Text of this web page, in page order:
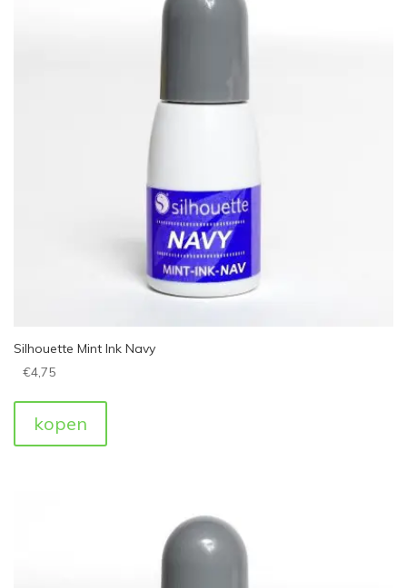
Silhouette Mint Ink Navy
€4,75
kopen